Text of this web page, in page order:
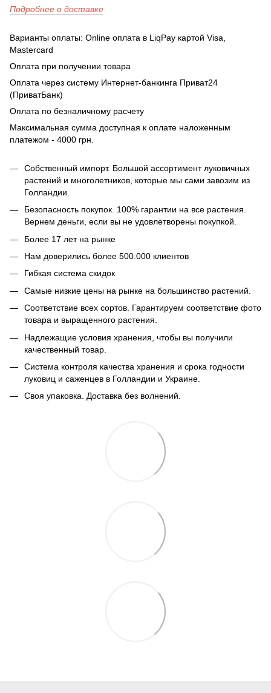
Подробнее о доставке
Варианты оплаты: Online оплата в LiqPay картой Visa,
Mastercard
Оплата при получении товара
Оплата через систему Интернет-банкинга Приват24
(ПриватБанк)
Оплата по безналичному расчету
Максимальная сумма доступная к оплате наложенным
платежом - 4000 грн.
Собственный импорт. Большой ассортимент луковичных
растений и многолетников, которые мы сами завозим из
Голландии.
Безопасность покупок. 100% гарантии на все растения.
Вернем деньги, если вы не удовлетворены покупкой.
Более 17 лет на рынке
Нам доверились более 500.000 клиентов
Гибкая система скидок
Самые низкие цены на рынке на большинство растений.
Соответствие всех сортов. Гарантируем соответствие фото
товара и выращенного растения.
Надлежащие условия хранения, чтобы вы получили
качественный товар.
Система контроля качества хранения и срока годности
луковиц и саженцев в Голландии и Украине.
Своя упаковка. Доставка без волнений.